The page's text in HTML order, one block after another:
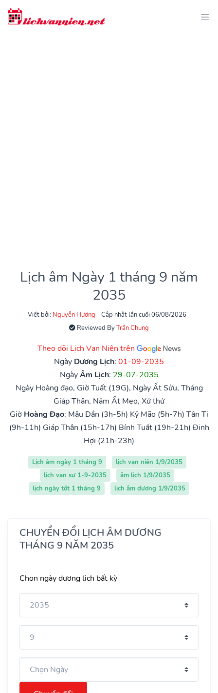
Lịch âm Ngày 1 tháng 9 năm
2035
Viết bởi: Nguyễn Hương
Cập nhật lần cuối 06/08/2026
Reviewed ByTrần Chung
Theo dõi Lịch Vạn Niên trên
Ngày Dương Lịch: 01-09-2035
NgàyÂm Lịch: 29-07-2035
Ngày Hoàng đạo, Giờ Tuất (19G), Ngày Ất Sửu, Tháng
Giáp Thân, Năm Ất Mẹo, Xử thử
Giờ Hoàng Đạo: Mậu Dần (3h-5h) Kỷ Mão (5h-7h) Tân Tị
(9h-11h) Giáp Thân (15h-17h) Bính Tuất (19h-21h) Đinh
Hợi (21h-23h)
Lịch âm ngày 1 tháng 9
lịch vạn niên 1/9/2035
lịch vạn sự 1-9-2035
âm lịch 1/9/2035
lịch ngày tốt 1 tháng 9
lịch âm dương 1/9/2035
CHUYỂN ĐỔI LỊCH ÂM DƯƠNG
THÁNG 9 NĂM 2035
Chọn ngày dương lịch bất kỳ